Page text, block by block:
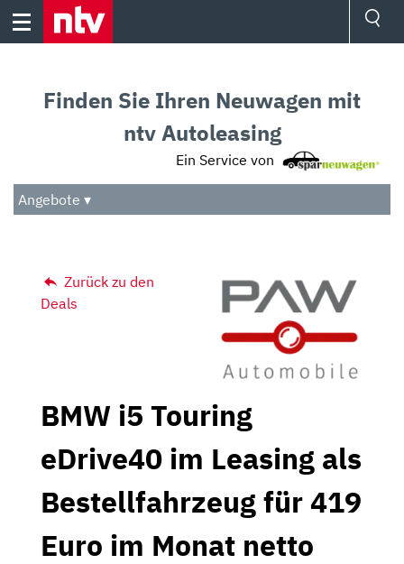
Skip
Audio
Das Beste
Finden Sie Ihren Neuwagen mit
ntv Autoleasing
Ein Service von
Angebote ▾
Zurück zu den
Deals
BMW i5 Touring
eDrive40 im Leasing als
Bestellfahrzeug für 419
Euro im Monat netto